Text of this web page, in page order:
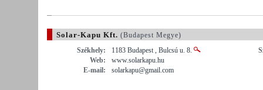
Solar-Kapu Kft. (Budapest Megye)
Székhely:
1183 Budapest , Bulcsú u. 8.
Web:
www.solarkapu.hu
E-mail:
solarkapu@gmail.com